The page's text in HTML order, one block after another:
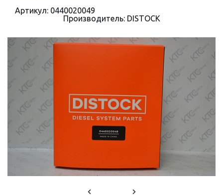
Артикул: 0440020049
Производитель: DISTOCK